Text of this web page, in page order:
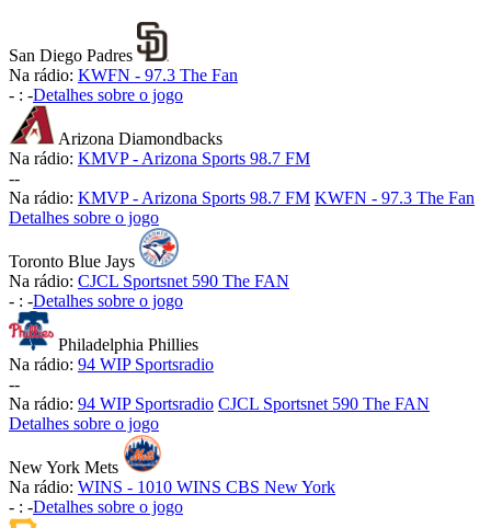
San Diego Padres
Na rádio: KWFN - 97.3 The Fan
- : -Detalhes sobre o jogo
Arizona Diamondbacks
Na rádio: KMVP - Arizona Sports 98.7 FM
--
Na rádio: KMVP - Arizona Sports 98.7 FM KWFN - 97.3 The Fan
Detalhes sobre o jogo
Toronto Blue Jays
Na rádio: CJCL Sportsnet 590 The FAN
- : -Detalhes sobre o jogo
Philadelphia Phillies
Na rádio: 94 WIP Sportsradio
--
Na rádio: 94 WIP Sportsradio CJCL Sportsnet 590 The FAN
Detalhes sobre o jogo
New York Mets
Na rádio: WINS - 1010 WINS CBS New York
- : -Detalhes sobre o jogo